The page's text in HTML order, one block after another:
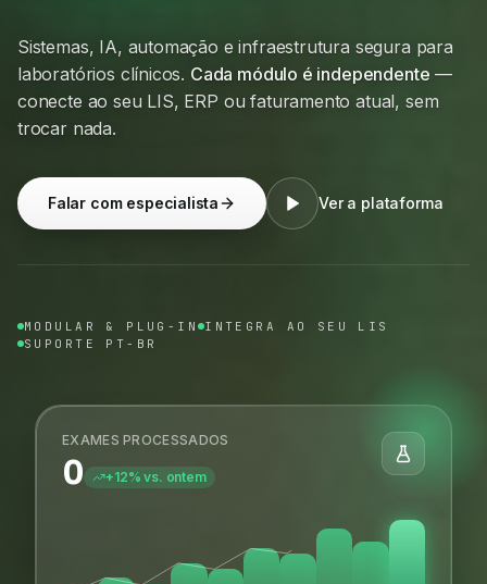
Sistemas, IA, automação e infraestrutura segura para
laboratórios clínicos. Cada módulo é independente —
conecte ao seu LIS, ERP ou faturamento atual, sem
trocar nada.
Falar com especialista Ver a plataforma
MODULAR & PLUG-IN INTEGRA AO SEU LIS
SUPORTE PT-BR
EXAMES PROCESSADOS
0 +12% vs. ontem